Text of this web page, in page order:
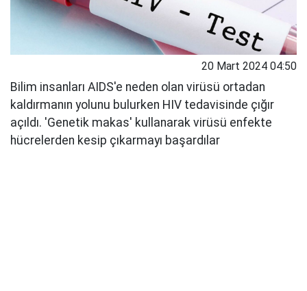
20 Mart 2024 04:50
Bilim insanları AIDS'e neden olan virüsü ortadan
kaldırmanın yolunu bulurken HIV tedavisinde çığır
açıldı. 'Genetik makas' kullanarak virüsü enfekte
hücrelerden kesip çıkarmayı başardılar